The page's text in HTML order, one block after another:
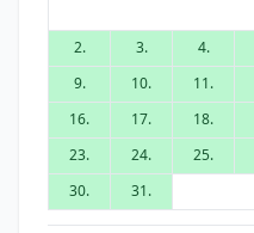
2.
3. 4.
9.
10. 11.
16.
17. 18.
23.
24. 25.
30.
31.